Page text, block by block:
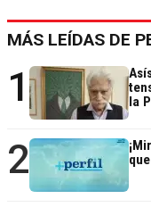
MÁS LEÍDAS DE
1
la
2